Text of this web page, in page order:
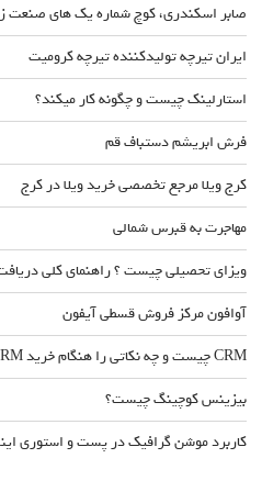
صابر اسکندری، کوچ شماره یک های صنعت
ایران تیرچه تولیدکننده تیرچه کرومیت
استارلینک چیست و چگونه کار میکند؟
فرش ابریشم دستباف قم
کرج ویلا مرجع تخصصی خرید ویلا در کرج
مهاجرت به قبرس شمالی
ویزای تحصیلی چیست ؟ راهنمای کلی
آوافون مرکز فروش قسطی آیفون
CRM چیست و چه نکاتی را هنگام خرید CRM باید رعایت کرد؟
بیزینس کوچینگ چیست؟
کاربرد موشن گرافیک در پست و استوری